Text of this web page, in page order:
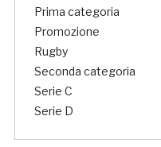
Prima categoria
Promozione
Rugby
Seconda categoria
Serie C
Serie D